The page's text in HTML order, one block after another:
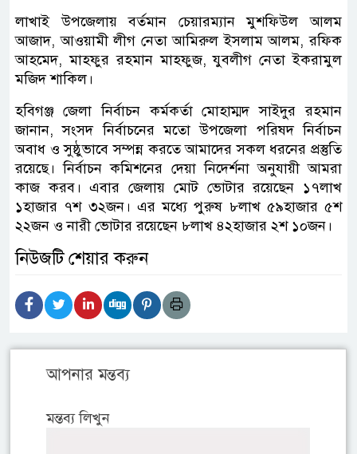
লাখাই উপজেলায় বর্তমান চেয়ারম্যান মুশফিউল আলম
আজাদ, আওয়ামী লীগ নেতা আমিরুল ইসলাম আলম, রফিক
আহমেদ, মাহফুর রহমান মাহফুজ, যুবলীগ নেতা ইকরামুল
মজিদ শাকিল।
হবিগঞ্জ জেলা নির্বাচন কর্মকর্তা মোহাম্মদ সাইদুর রহমান
জানান, সংসদ নির্বাচনের মতো উপজেলা পরিষদ নির্বাচন
অবাধ ও সুষ্ঠুভাবে সম্পন্ন করতে আমাদের সকল ধরনের প্রস্তুতি
রয়েছে। নির্বাচন কমিশনের দেয়া নিদের্শনা অনুযায়ী আমরা
কাজ করব। এবার জেলায় মোট ভোটার রয়েছেন ১৭লাখ
১হাজার ৭শ ৩২জন। এর মধ্যে পুরুষ ৮লাখ ৫৯হাজার ৫শ
২২জন ও নারী ভোটার রয়েছেন ৮লাখ ৪২হাজার ২শ ১০জন।
নিউজটি শেয়ার করুন
আপনার মন্তব্য
মন্তব্য লিখুন